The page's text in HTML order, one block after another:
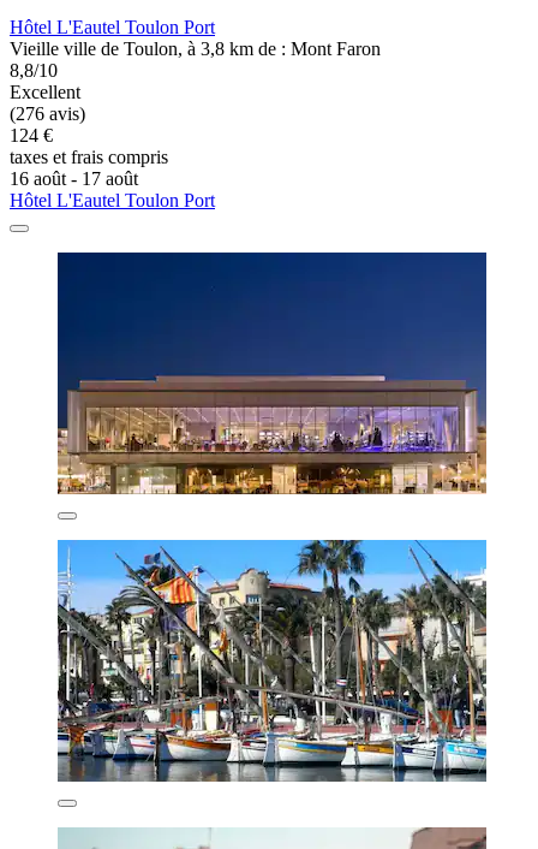
Hôtel L'Eautel Toulon Port
Vieille ville de Toulon, à 3,8 km de : Mont Faron
8,8/10
Excellent
(276 avis)
124 €
taxes et frais compris
16 août - 17 août
Hôtel L'Eautel Toulon Port